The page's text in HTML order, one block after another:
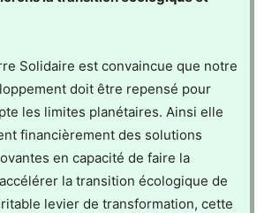
Solidaire est convaincue que notre
doit être repensé pour
les limites planétaires. Ainsi elle
financièrement des solutions
en capacité de faire la
la transition écologique de
levier de transformation, cette